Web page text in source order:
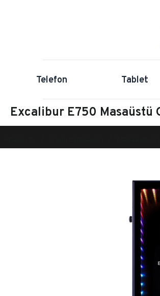
Telefon Tablet
Excalibur E750 Masaüstü